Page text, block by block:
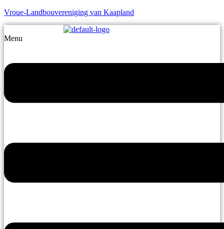
Vroue-Landbouvereniging van Kaapland
Menu